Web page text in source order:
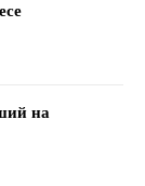
на